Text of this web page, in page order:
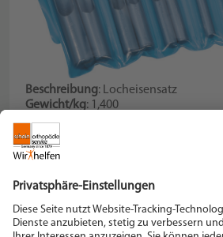
Beschreibung: Locheisensatz
Gewicht/kg: 1,400
Ø / mm
Schein Orthopädie Service KG
42897 Remscheid